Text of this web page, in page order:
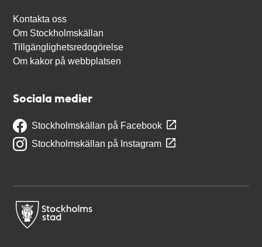
Kontakta oss
Om Stockholmskällan
Tillgänglighetsredogörelse
Om kakor på webbplatsen
Sociala medier
Stockholmskällan på Facebook
Stockholmskällan på Instagram